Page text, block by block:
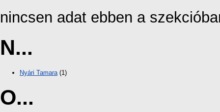
nincsen adat ebben a
N...
Nyári Tamara(1)
O...